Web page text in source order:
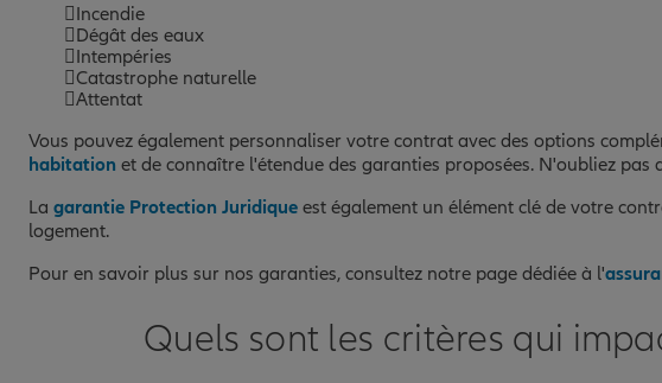
Incendie
Dégât des eaux
Intempéries
Catastrophe naturelle
Attentat
Vous pouvez également personnaliser votre contrat avec des options
habitation et de connaître l'étendue des garanties proposées. N'oubliez pas
La garantie Protection Juridique est également un élément clé de votre
logement.
Pour en savoir plus sur nos garanties, consultez notre page dédiée à l'
Quels sont les critères qui